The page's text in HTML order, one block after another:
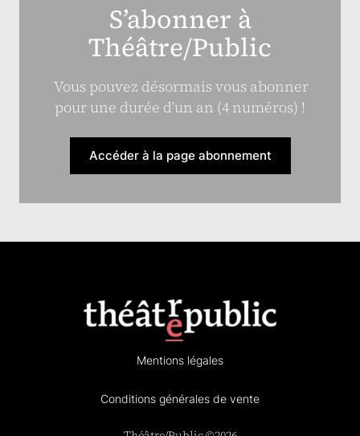
S’abonner à
Théâtre/Public
Vous pouvez désormais vous abonner
pour une durée d’un an (4 numéros) !
Accéder à la page abonnement
Mentions légales
Conditions générales de vente